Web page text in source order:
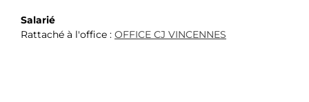
Salarié
Rattaché à l'office : OFFICE CJ VINCENNES